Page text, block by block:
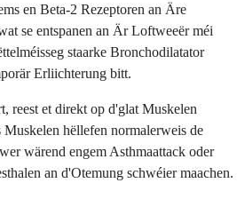
en Beta-2 Rezeptoren an Äre
se entspanen an Är Loftweeër méi
staarke Bronchodilatator
Erliichterung bitt.
reest et direkt op d'glat Muskelen
hëllefen normalerweis de
wärend engem Asthmaattack oder
an d'Otemung schwéier maachen.